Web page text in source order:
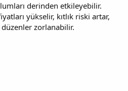
derinden etkileyebilir.
yükselir, kıtlık riski artar,
zorlanabilir.